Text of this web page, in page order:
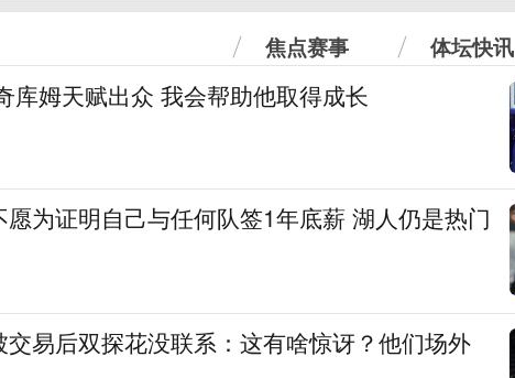
焦点赛事 体坛快讯
库姆天赋出众 我会帮助他取得成长
为证明自己与任何队签1年底薪 湖人仍是热门
易后双探花没联系：这有啥惊讶？他们场外